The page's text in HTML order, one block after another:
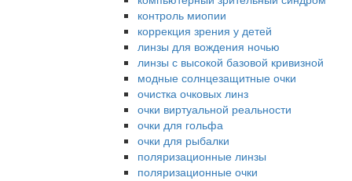
контроль миопии
коррекция зрения у детей
линзы для вождения ночью
линзы с высокой базовой кривизной
модные солнцезащитные очки
очистка очковых линз
очки виртуальной реальности
очки для гольфа
очки для рыбалки
поляризационные линзы
поляризационные очки